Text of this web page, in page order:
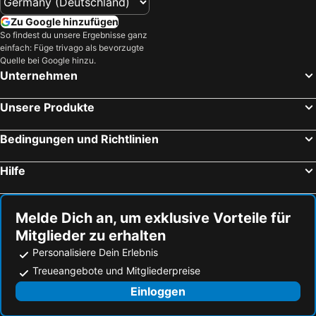
Grand Baie, Hotels
Balaclava, Hotels
Pointe aux Piments, Hotels
Zu Google hinzufügen
So findest du unsere Ergebnisse ganz
einfach: Füge trivago als bevorzugte
Quelle bei Google hinzu.
Unternehmen
Unsere Produkte
Bedingungen und Richtlinien
Hilfe
Melde Dich an, um exklusive Vorteile für
Mitglieder zu erhalten
Personalisiere Dein Erlebnis
Treueangebote und Mitgliederpreise
Einloggen